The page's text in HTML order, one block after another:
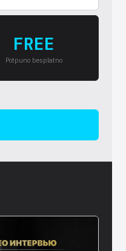
FREE
Potpuno besplatno